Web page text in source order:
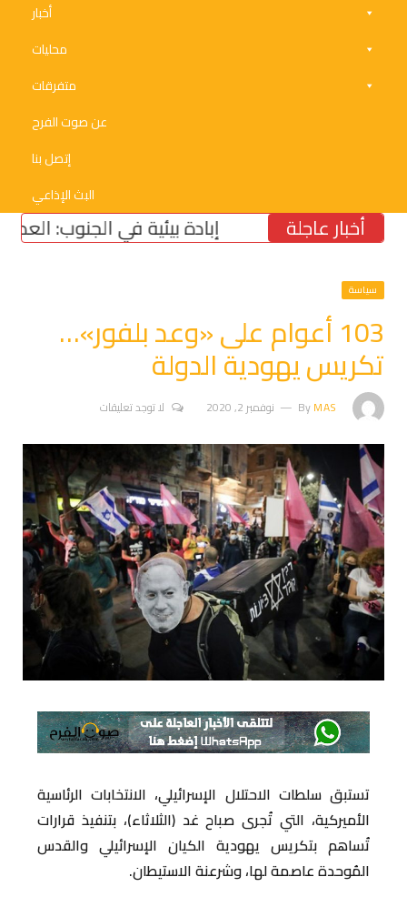
أخبار
محليات
متفرقات
عن صوت الفرح
إتصل بنا
البث الإذاعي
أخبار عاجلة إبادة بيئية في الجنوب: العدو يسرق
سياسة
103 أعوام على «وعد بلفور»…
تكريس يهودية الدولة
ByMAS نوفمبر 2, 2020 لا توجد تعليقات
تستبق سلطات الاحتلال الإسرائيلي، الانتخابات الرئاسية
الأميركية، التي تُجرى صباح غد (الثلاثاء)، بتنفيذ قرارات
تُساهم بتكريس يهودية الكيان الإسرائيلي والقدس
المُوحدة عاصمة لها، وشرعنة الاستيطان.